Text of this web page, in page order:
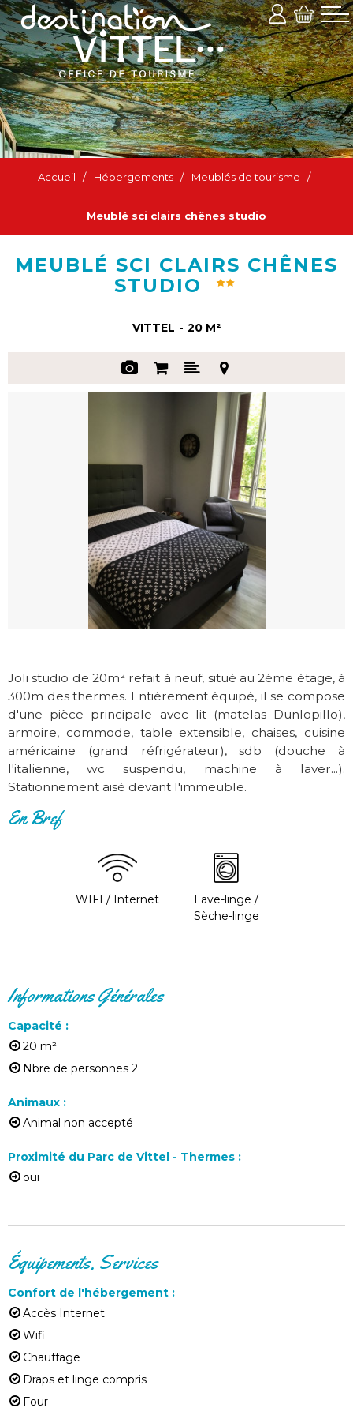
Accueil / Hébergements / Meublés de tourisme /
Meublé sci clairs chênes studio
MEUBLÉ SCI CLAIRS CHÊNES
STUDIO
VITTEL 20 M²
Joli studio de 20m² refait à neuf, situé au 2ème étage, à
300m des thermes. Entièrement équipé, il se compose
d'une pièce principale avec lit (matelas Dunlopillo),
armoire, commode, table extensible, chaises, cuisine
américaine (grand réfrigérateur), sdb (douche à
l'italienne, wc suspendu, machine à laver...).
Stationnement aisé devant l'immeuble.
En Bref
WIFI / Internet
Lave-linge /
Sèche-linge
Informations Générales
Capacité :
20 m²
Nbre de personnes 2
Animaux :
Animal non accepté
Proximité du Parc de Vittel - Thermes :
oui
Équipements, Services
Confort de l'hébergement :
Accès Internet
Wifi
Chauffage
Draps et linge compris
Four